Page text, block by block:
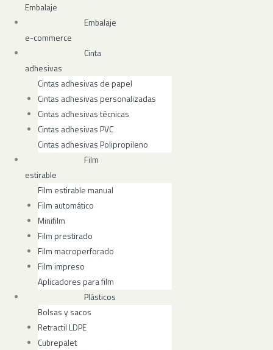
Embalaje
Embalaje
e-commerce
Cinta
adhesivas
Cintas adhesivas de papel
Cintas adhesivas personalizadas
Cintas adhesivas técnicas
Cintas adhesivas PVC
Cintas adhesivas Polipropileno
Film
estirable
Film estirable manual
Film automático
Minifilm
Film prestirado
Film macroperforado
Film impreso
Aplicadores para film
Plásticos
Bolsas y sacos
Retractil LDPE
Cubrepalet